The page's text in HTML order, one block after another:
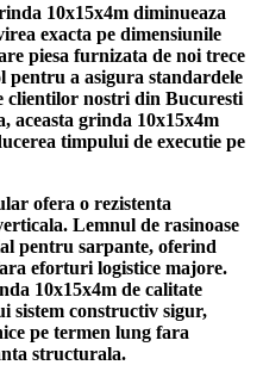
10x15x4m diminueaza
exacta pe dimensiunile
piesa furnizata de noi trece
pentru a asigura standardele
clientilor nostri din Bucuresti
aceasta grinda 10x15x4m
timpului de executie pe
ofera o rezistenta
Lemnul de rasinoase
pentru sarpante, oferind
eforturi logistice majore.
10x15x4m de calitate
sistem constructiv sigur,
pe termen lung fara
structurala.